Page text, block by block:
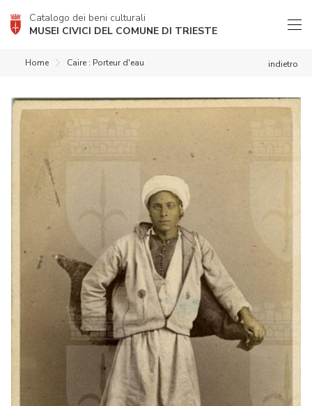
Catalogo dei beni culturali
MUSEI CIVICI DEL COMUNE DI TRIESTE
indietro
Home Caire : Porteur d'eau